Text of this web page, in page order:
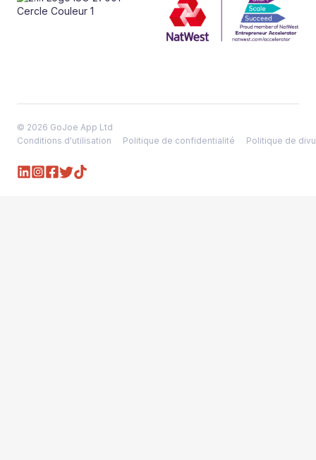
© 2026 GoJoe App Ltd
Conditions d'utilisation
Politique de confidentialité Politique de